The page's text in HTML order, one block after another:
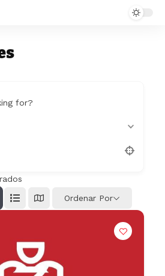
for?
Ordenar Por